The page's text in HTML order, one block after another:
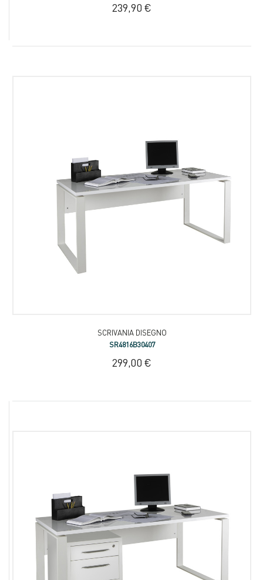
239,90 €
SCRIVANIA DISEGNO
SR4816B30407
299,00 €